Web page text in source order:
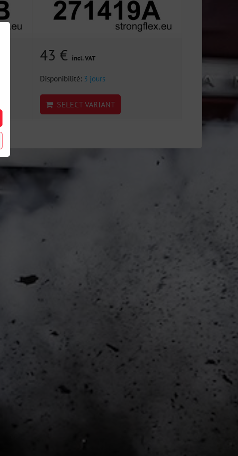
43 € incl. VAT
Disponibilité: 3 jours
SELECT VARIANT